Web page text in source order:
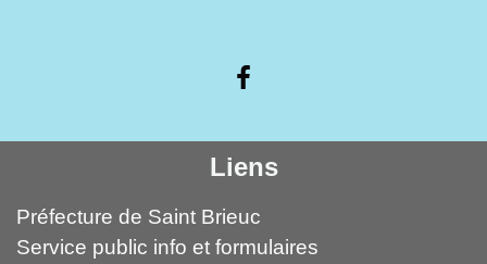
Liens
Préfecture de Saint Brieuc
Service public info et formulaires